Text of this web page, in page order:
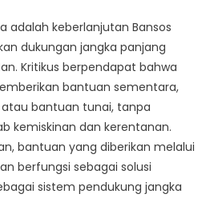
adalah keberlanjutan Bansos
dukungan jangka panjang
Kritikus berpendapat bahwa
bantuan sementara,
bantuan tunai, tanpa
kemiskinan dan kerentanan.
bantuan yang diberikan melalui
berfungsi sebagai solusi
sistem pendukung jangka